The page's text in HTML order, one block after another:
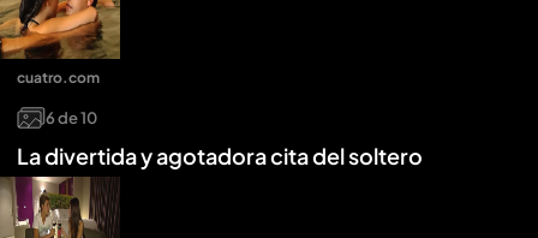
6de10
La divertida y agotadora cita del soltero
cuatro.com